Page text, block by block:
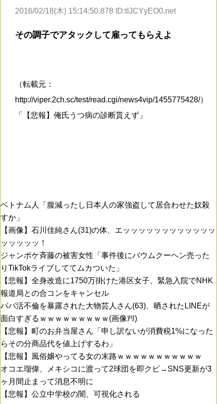
2016/02/18(木) 15:14:50.878 ID:tIJCYyEO0.net
その調子でアタックして雇ってもらえよ
（転載元：
http://viper.2ch.sc/test/read.cgi/news4vip/1455775428/）
「【悲報】俺氏うつ病の診断貰えず」
ベトナム人「腹減ったし日本人の家強盗して居合わせた奴殺
すか」
【画像】石川佳純さん(31)の体、エッッッッッッッッッッッッ
ッッッッッ！
ジャンポケ斉藤の被害女性「事件後にバウムクーヘン売った
りTikTokライブしててムカついた」
【悲報】全身改造に1750万掛けた港区女子、緊急入院でNHK
報道局との合コンをキャンセル
パパ活不倫を暴露された大物芸人さん(63)、晒されたLINEが
面白すぎるｗｗｗｗｗｗｗｗｗ(画像ｱﾘ)
【悲報】町のお弁当屋さん「申し訳ないが消費税1%になった
らその分商品代を値上げするわ」
【悲報】風俗嬢やってる女の末路ｗｗｗｗｗｗｗｗｗｗｗ
オコエ瑠偉、メキシコに渡って2球団を即クビ→SNS更新が3
ヶ月間止まって消息不明に
【悲報】公立中学校の闇、可視化される